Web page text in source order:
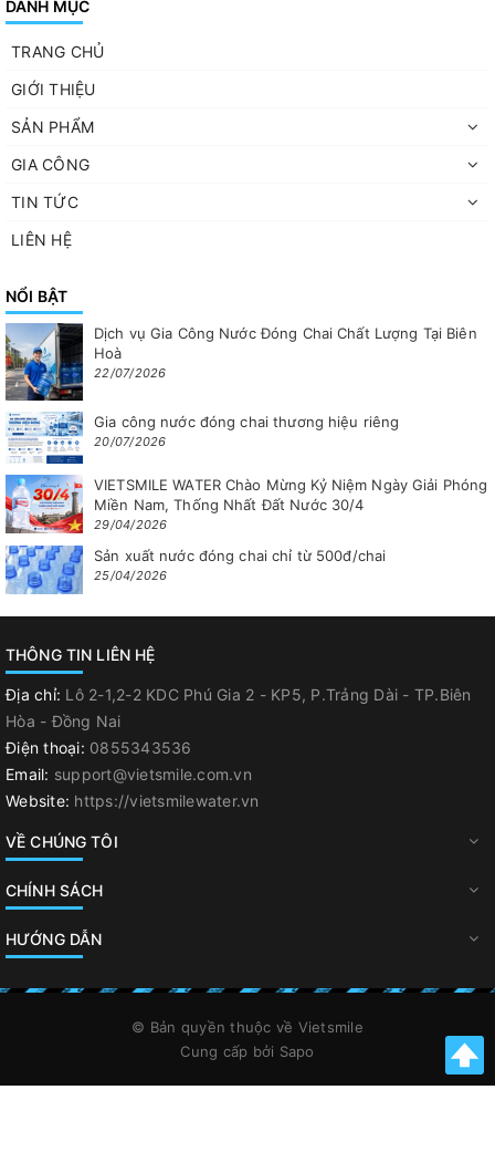
DANH MỤC
TRANG CHỦ
GIỚI THIỆU
SẢN PHẨM
GIA CÔNG
TIN TỨC
LIÊN HỆ
NỔI BẬT
Dịch vụ Gia Công Nước Đóng Chai Chất Lượng Tại Biên
Hoà
22/07/2026
Gia công nước đóng chai thương hiệu riêng
20/07/2026
VIETSMILE WATER Chào Mừng Kỷ Niệm Ngày Giải Phóng
Miền Nam, Thống Nhất Đất Nước 30/4
29/04/2026
Sản xuất nước đóng chai chỉ từ 500đ/chai
25/04/2026
THÔNG TIN LIÊN HỆ
Địa chỉ: Lô 2-1,2-2 KDC Phú Gia 2 - KP5, P.Trảng Dài - TP.Biên
Hòa - Đồng Nai
Điện thoại: 0855343536
Email: support@vietsmile.com.vn
Website: https://vietsmilewater.vn
VỀ CHÚNG TÔI
CHÍNH SÁCH
HƯỚNG DẪN
© Bản quyền thuộc về Vietsmile
Cung cấp bởi Sapo